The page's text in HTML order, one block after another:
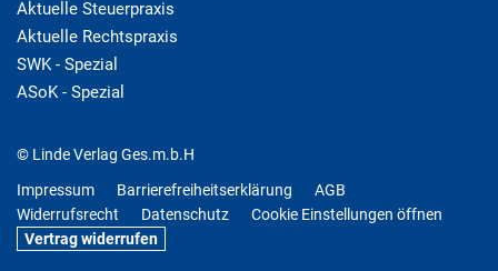
Aktuelle Steuerpraxis
Aktuelle Rechtspraxis
SWK - Spezial
ASoK - Spezial
© Linde Verlag Ges.m.b.H
Impressum
Barrierefreiheitserklärung
AGB
Widerrufsrecht
Datenschutz
Cookie Einstellungen öffnen
Vertrag widerrufen